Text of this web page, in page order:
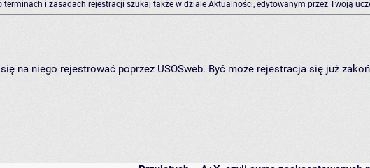
terminach i zasadach rejestracji szukaj także w dziale Aktualności, edytowanym przez Twoją
na niego rejestrować poprzez USOSweb. Być może rejestracja się już